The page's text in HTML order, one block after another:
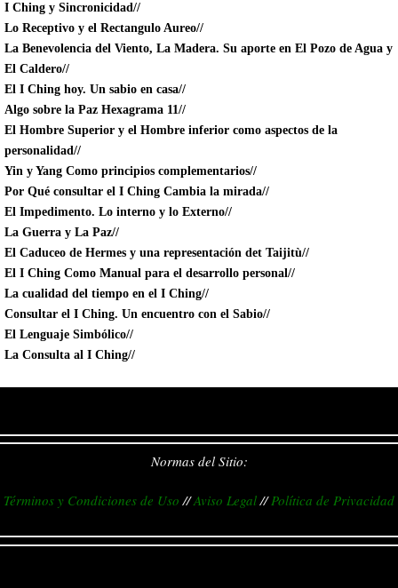
I Ching y Sincronicidad//
Lo Receptivo y el Rectangulo Aureo//
La Benevolencia del Viento, La Madera. Su aporte en El Pozo de Agua y
El Caldero//
El I Ching hoy. Un sabio en casa//
Algo sobre la Paz Hexagrama 11//
El Hombre Superior y el Hombre inferior como aspectos de la
personalidad//
Yin y Yang Como principios complementarios//
Por Qué consultar el I Ching Cambia la mirada//
El Impedimento. Lo interno y lo Externo//
La Guerra y La Paz//
El Caduceo de Hermes y una representación det Taijitù//
El I Ching Como Manual para el desarrollo personal//
La cualidad del tiempo en el I Ching//
Consultar el I Ching. Un encuentro con el Sabio//
El Lenguaje Simbólico//
La Consulta al I Ching//
Normas del Sitio:
Términos y Condiciones de Uso //Aviso Legal//Política de Privacidad